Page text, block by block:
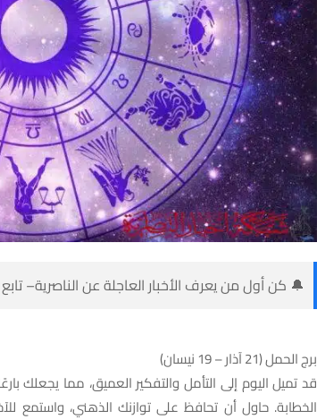
🔔 كن أول من يعرف الأخبار العاجلة عن الناصرية–
برج الحمل (21 آذار – 19 نيسان)
قد تميل اليوم إلى التأمل والتفكير العميق، مما يجعلك
الخطابة. حاول أن تحافظ على توازنك الذهني، واستمع